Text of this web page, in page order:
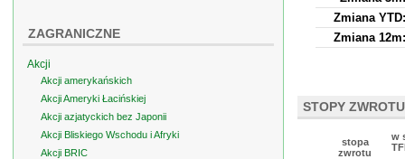
Zmiana YTD:
Zmiana 12m:
STOPY ZWROTU
stopa
zwrotu
w
ZAGRANICZNE
Akcji
Akcji amerykańskich
Akcji Ameryki Łacińskiej
Akcji azjatyckich bez Japonii
Akcji Bliskiego Wschodu i Afryki
Akcji BRIC